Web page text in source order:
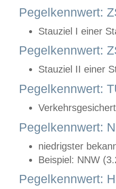
Pegelkennwert:
Stauziel I einer
Pegelkennwert:
Stauziel II einer
Pegelkennwert:
Pegelkennwert:
niedrigster
Beispiel: NNW
Pegelkennwert: